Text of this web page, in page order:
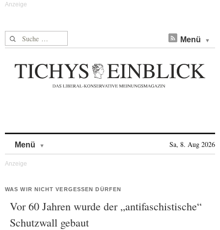
Suche nach: Menü
Menü Sa, 8. Aug 2026
WAS WIR NICHT VERGESSEN DÜRFEN
Vor 60 Jahren wurde der „antifaschistische“
Schutzwall gebaut